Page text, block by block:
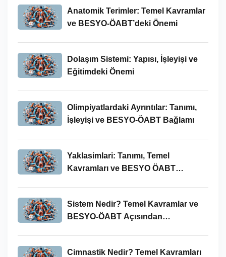
Anatomik Terimler: Temel Kavramlar
ve BESYO-ÖABT’deki Önemi
Dolaşım Sistemi: Yapısı, İşleyişi ve
Eğitimdeki Önemi
Olimpiyatlardaki Ayrıntılar: Tanımı,
İşleyişi ve BESYO-ÖABT Bağlamı
Yaklasimlari: Tanımı, Temel
Kavramları ve BESYO ÖABT
Sistem Nedir? Temel Kavramlar ve
BESYO-ÖABT Açısından
Cimnastik Nedir? Temel Kavramları